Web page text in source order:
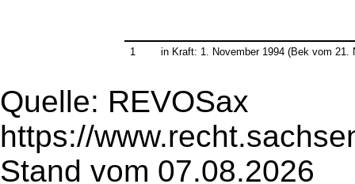
1 in Kraft: 1. November 1994 (Bek vom
Quelle: REVOSax
https://
Stand vom 07.08.2026